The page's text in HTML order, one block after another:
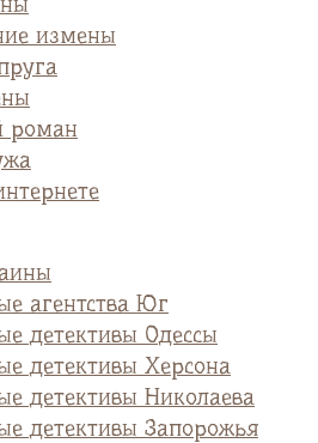
измены
роман
агентства Юг
детективы Одессы
детективы Херсона
детективы Николаева
детективы Запорожья